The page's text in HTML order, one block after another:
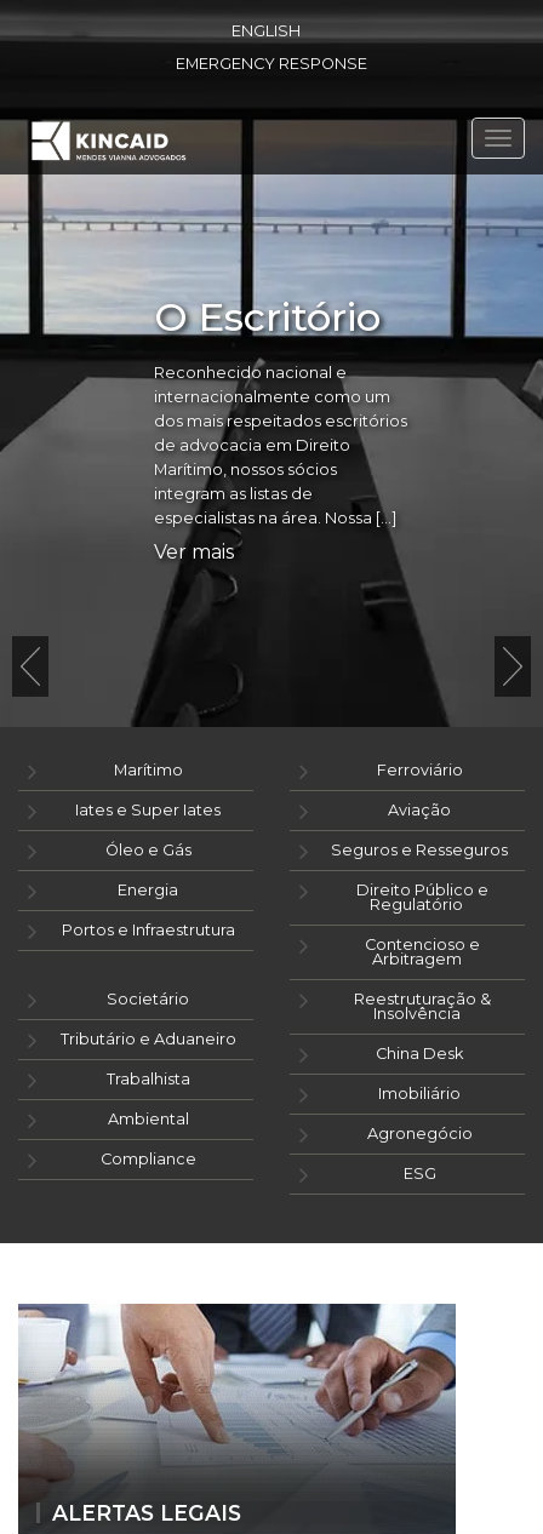
ENGLISH
EMERGENCY RESPONSE
O Escritório
Reconhecido nacional e
internacionalmente como um
dos mais respeitados escritórios
de advocacia em Direito
Marítimo, nossos sócios
integram as listas de
especialistas na área. Nossa […]
Ver mais
Marítimo
Iates e Super Iates
Óleo e Gás
Energia
Portos e Infraestrutura
Ferroviário
Aviação
Seguros e Resseguros
Direito Público e
Regulatório
Contencioso e
Arbitragem
Societário
Tributário e Aduaneiro
Trabalhista
Ambiental
Compliance
Reestruturação &
Insolvência
China Desk
Imobiliário
Agronegócio
ESG
ALERTAS LEGAIS